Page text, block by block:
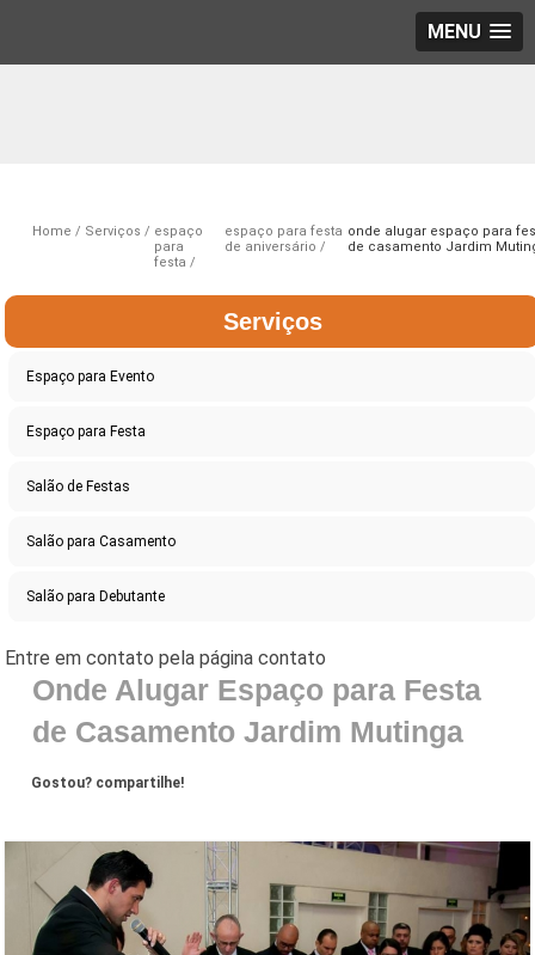
MENU
Home Serviços
espaço
para
festa
espaço para festa
de aniversário
onde alugar espaço para
de casamento Jardim
Serviços
Espaço para Evento
Espaço para Festa
Salão de Festas
Salão para Casamento
Salão para Debutante
Onde Alugar Espaço para Festa
de Casamento Jardim Mutinga
Gostou? compartilhe!